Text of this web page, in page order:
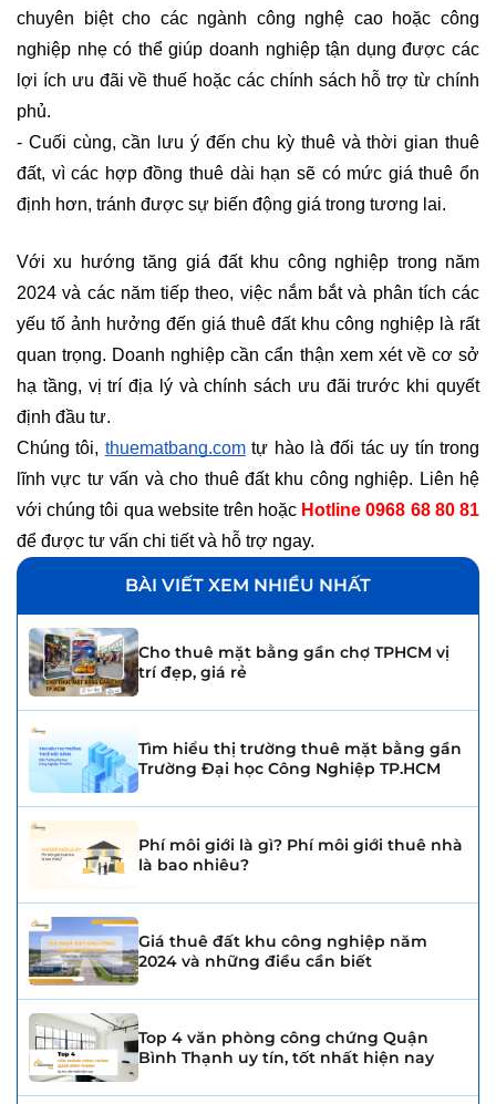
chuyên biệt cho các ngành công nghệ cao hoặc công
nghiệp nhẹ có thể giúp doanh nghiệp tận dụng được các
lợi ích ưu đãi về thuế hoặc các chính sách hỗ trợ từ chính
phủ.
- Cuối cùng, cần lưu ý đến chu kỳ thuê và thời gian thuê
đất, vì các hợp đồng thuê dài hạn sẽ có mức giá thuê ổn
định hơn, tránh được sự biến động giá trong tương lai.
Với xu hướng tăng giá đất khu công nghiệp trong năm
2024 và các năm tiếp theo, việc nắm bắt và phân tích các
yếu tố ảnh hưởng đến giá thuê đất khu công nghiệp là rất
quan trọng. Doanh nghiệp cần cẩn thận xem xét về cơ sở
hạ tầng, vị trí địa lý và chính sách ưu đãi trước khi quyết
định đầu tư.
Chúng tôi, thuematbang.com tự hào là đối tác uy tín trong
lĩnh vực tư vấn và cho thuê đất khu công nghiệp. Liên hệ
với chúng tôi qua website trên hoặc Hotline 0968 68 80 81
để được tư vấn chi tiết và hỗ trợ ngay.
BÀI VIẾT XEM NHIỀU NHẤT
Cho thuê mặt bằng gần chợ TPHCM vị
trí đẹp, giá rẻ
Tìm hiểu thị trường thuê mặt bằng gần
Trường Đại học Công Nghiệp TP.HCM
Phí môi giới là gì? Phí môi giới thuê nhà
là bao nhiêu?
Giá thuê đất khu công nghiệp năm
2024 và những điều cần biết
Top 4 văn phòng công chứng Quận
Bình Thạnh uy tín, tốt nhất hiện nay